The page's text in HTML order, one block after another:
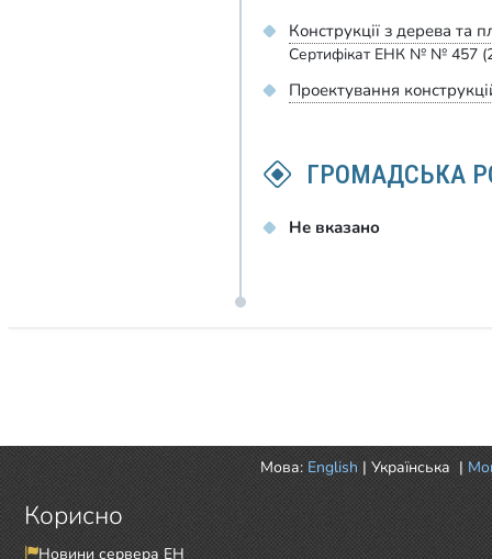
Конструкції з дерева та
Сертифікат ЕНК № № 457
Проектування
ГРОМАДСЬКА
Не вказано
Мова: English | Українська |
Корисно
Новини сервера ЕН